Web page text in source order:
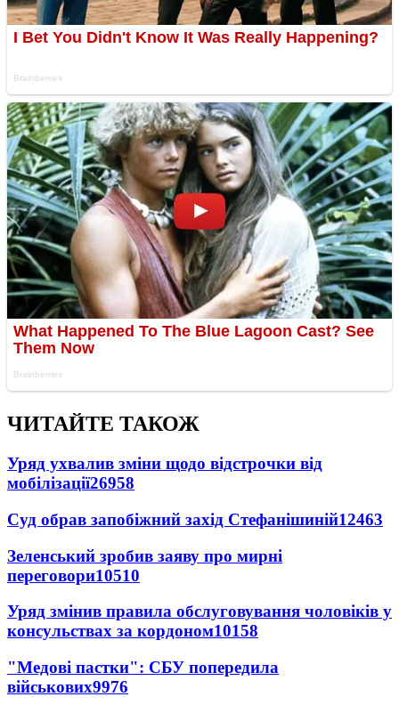
ЧИТАЙТЕ ТАКОЖ
Уряд ухвалив зміни щодо відстрочки від
мобілізації26958
Суд обрав запобіжний захід Стефанішиній12463
Зеленський зробив заяву про мирні
переговори10510
Уряд змінив правила обслуговування чоловіків у
консульствах за кордоном10158
"Медові пастки": СБУ попередила
військових9976